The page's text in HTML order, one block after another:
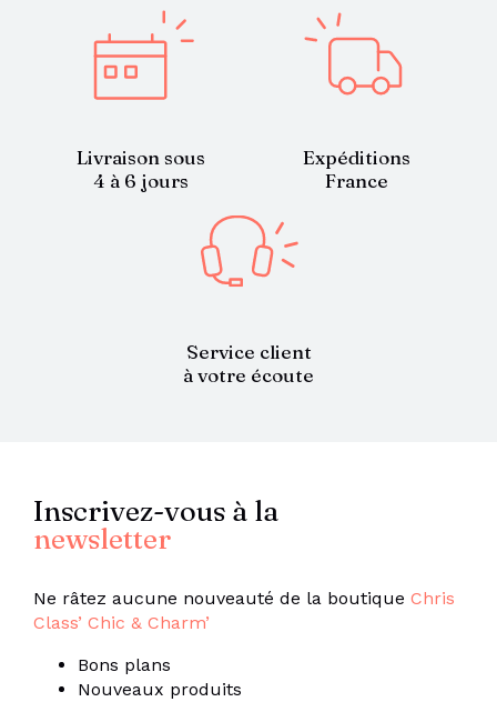
Livraison sous
4 à 6 jours
Expéditions
France
Service client
à votre écoute
Inscrivez-vous à la
newsletter
Ne râtez aucune nouveauté de la boutique Chris
Class’ Chic & Charm’
Bons plans
Nouveaux produits